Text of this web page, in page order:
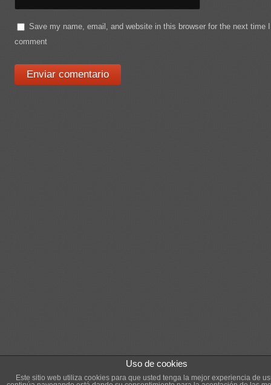
Save my name, email, and website in this browser for the next time I
comment
Uso de cookies
Este sitio web utiliza cookies para que usted tenga la mejor experiencia de